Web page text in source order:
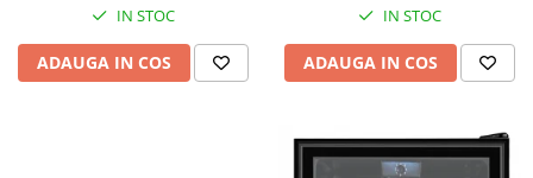
IN STOC
ADAUGA IN COS
IN STOC
ADAUGA IN COS